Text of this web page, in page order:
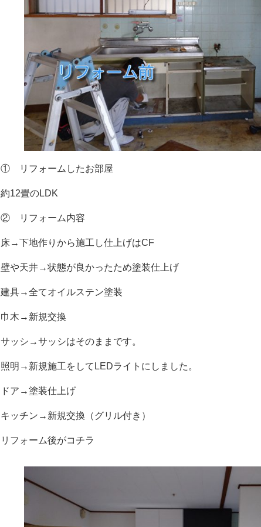
① リフォームしたお部屋
約12畳のLDK
② リフォーム内容
床→下地作りから施工し仕上げはCF
壁や天井→状態が良かったため塗装仕上げ
建具→全てオイルステン塗装
巾木→新規交換
サッシ→サッシはそのままです。
照明→新規施工をしてLEDライトにしました。
ドア→塗装仕上げ
キッチン→新規交換（グリル付き）
リフォーム後がコチラ